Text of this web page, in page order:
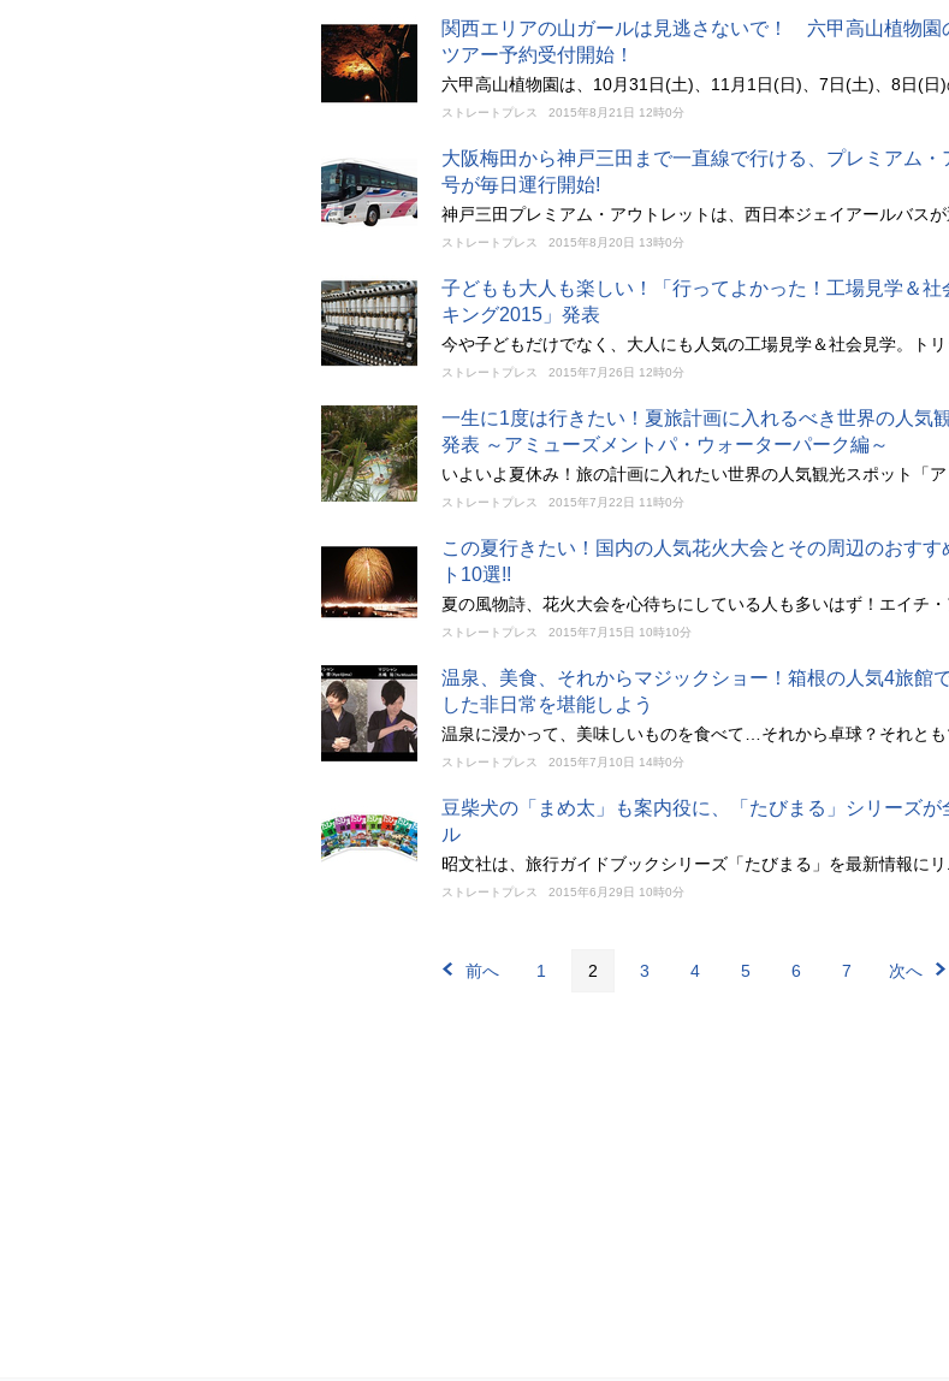
関西エリアの山ガールは見逃さないで！ 六甲高山植物園
ツアー予約受付開始！
六甲高山植物園は、10月31日(土)、11月1日(日)、7日(土)、8日(日)
ストレートプレス 2015年8月21日 12時0分
大阪梅田から神戸三田まで一直線で行ける、プレミアム・
号が毎日運行開始!
神戸三田プレミアム・アウトレットは、西日本ジェイアールバスが
ストレートプレス 2015年8月20日 13時0分
子どもも大人も楽しい！「行ってよかった！工場見学＆社
キング2015」発表
今や子どもだけでなく、大人にも人気の工場見学＆社会見学。トリ
ストレートプレス 2015年7月26日 12時0分
一生に1度は行きたい！夏旅計画に入れるべき世界の人気
発表 ～アミューズメントパ・ウォーターパーク編～
いよいよ夏休み！旅の計画に入れたい世界の人気観光スポット「ア
ストレートプレス 2015年7月22日 11時0分
この夏行きたい！国内の人気花火大会とその周辺のおすす
ト10選!!
夏の風物詩、花火大会を心待ちにしている人も多いはず！エイチ・
ストレートプレス 2015年7月15日 10時10分
温泉、美食、それからマジックショー！箱根の人気4旅館
した非日常を堪能しよう
温泉に浸かって、美味しいものを食べて…それから卓球？それとも
ストレートプレス 2015年7月10日 14時0分
豆柴犬の「まめ太」も案内役に、「たびまる」シリーズが
ル
昭文社は、旅行ガイドブックシリーズ「たびまる」を最新情報にリ
ストレートプレス 2015年6月29日 10時0分
前へ 1 2 3 4 5 6 7 次へ